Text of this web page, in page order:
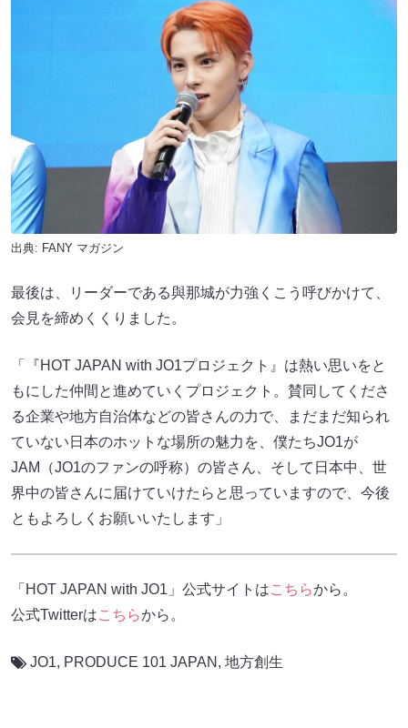
出典: FANY マガジン
最後は、リーダーである與那城が力強くこう呼びかけて、
会見を締めくくりました。
「『HOT JAPAN with JO1プロジェクト』は熱い思いをと
もにした仲間と進めていくプロジェクト。賛同してくださ
る企業や地方自治体などの皆さんの力で、まだまだ知られ
ていない日本のホットな場所の魅力を、僕たちJO1が
JAM（JO1のファンの呼称）の皆さん、そして日本中、世
界中の皆さんに届けていけたらと思っていますので、今後
ともよろしくお願いいたします」
「HOT JAPAN with JO1」公式サイトはこちらから。
公式Twitterはこちらから。
JO1, PRODUCE 101 JAPAN , 地方創生